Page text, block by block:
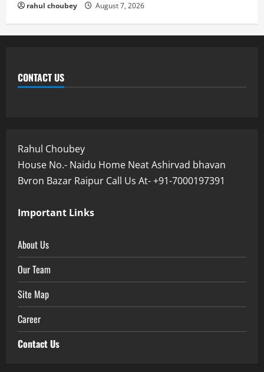
rahul choubey August 7, 2026
CONTACT US
Rahul Choubey
House No.- Naidu Home Neat Ashirvad bhavan
Bvron Bazar Raipur Call Us At- +91-7000197391
Important Links
About Us
Our Team
Site Map
Career
Contact Us